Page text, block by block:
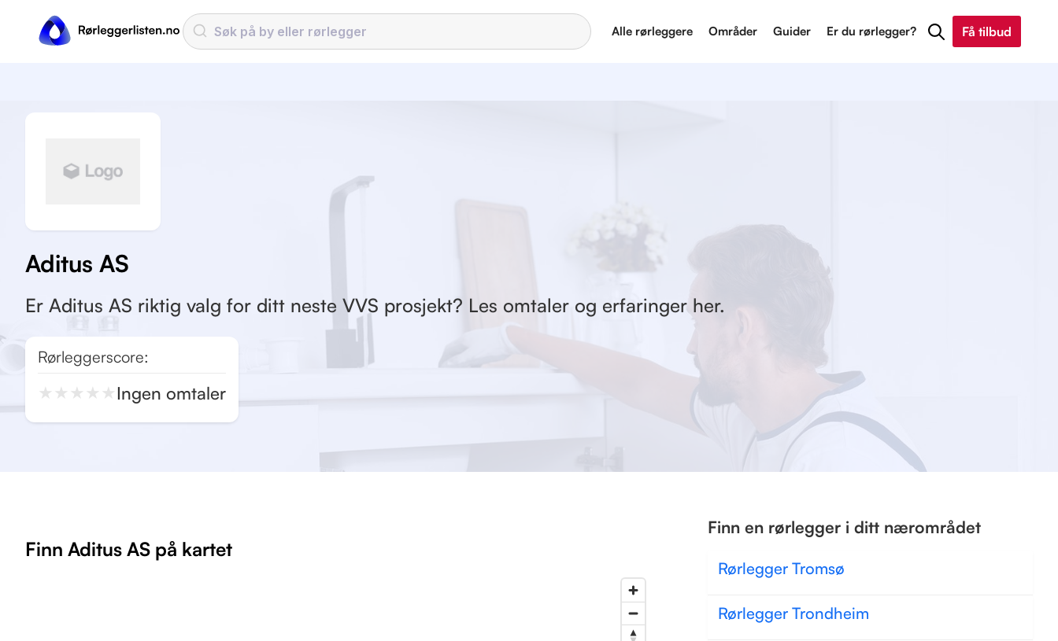
Alle rørleggere Områder Guider Er du rørlegger? Få tilbud
Rørleggerscore:
★ ★ ★ ★ ★ Ingen omtaler
Er Aditus AS riktig valg for ditt neste VVS prosjekt? Les omtaler og erfaringer her.
Aditus AS
Finn Aditus AS på kartet
Finn en rørlegger i ditt nærområdet
Rørlegger Tromsø
Rørlegger Trondheim